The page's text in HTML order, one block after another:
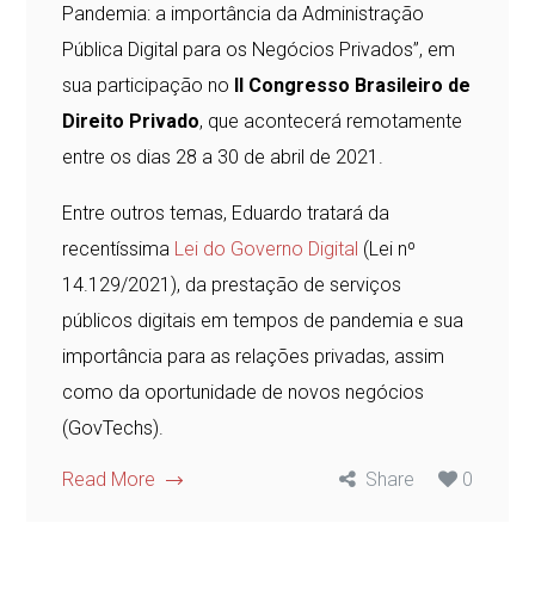
Pandemia: a importância da Administração
Pública Digital para os Negócios Privados”, em
sua participação no II Congresso Brasileiro de
Direito Privado, que acontecerá remotamente
entre os dias 28 a 30 de abril de 2021.
Entre outros temas, Eduardo tratará da
recentíssima Lei do Governo Digital (Lei nº
14.129/2021), da prestação de serviços
públicos digitais em tempos de pandemia e sua
importância para as relações privadas, assim
como da oportunidade de novos negócios
(GovTechs).
Read More Share 0